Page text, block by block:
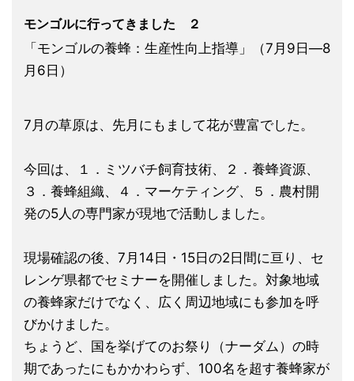
モンゴルに行ってきました ２
「モンゴルの養蜂：生産性向上指導」（7月9日―8
月6日）
7月の草原は、先月にもまして花が豊富でした。
今回は、１．ミツバチ飼育技術、２．養蜂資源、
３．養蜂組織、４．マーケティング、５．農村開
発の5人の専門家が現地で活動しました。
現場確認の後、7月14日・15日の2日間に亘り、セ
レンゲ県都でセミナーを開催しました。対象地域
の養蜂家だけでなく、広く周辺地域にも参加を呼
びかけました。
ちょうど、国を挙げてのお祭り（ナーダム）の時
期であったにもかかわらず、100名を超す養蜂家が